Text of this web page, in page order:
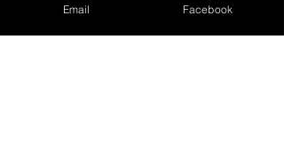
Email Facebook